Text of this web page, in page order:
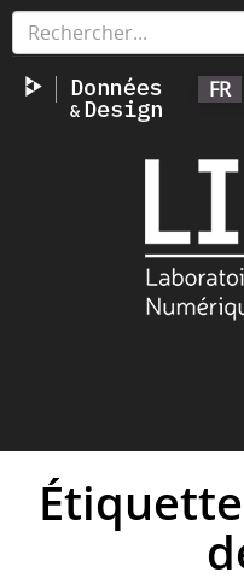
Skip
content
FR
Cookies management panel